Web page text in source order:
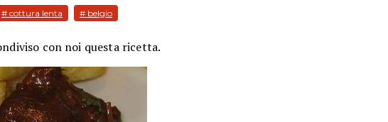
# cottura lenta # belgio
con noi questa ricetta.